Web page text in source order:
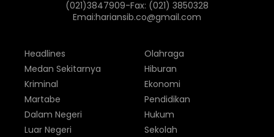
(021)3847909-Fax: (021) 3850328
Emai:hariansib.co@gmail.com
Headlines
Medan Sekitarnya
Kriminal
Martabe
Dalam Negeri
Luar Negeri
Olahraga
Hiburan
Ekonomi
Pendidikan
Hukum
Sekolah